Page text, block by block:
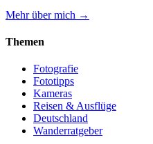
Mehr über mich →
Themen
Fotografie
Fototipps
Kameras
Reisen & Ausflüge
Deutschland
Wanderratgeber